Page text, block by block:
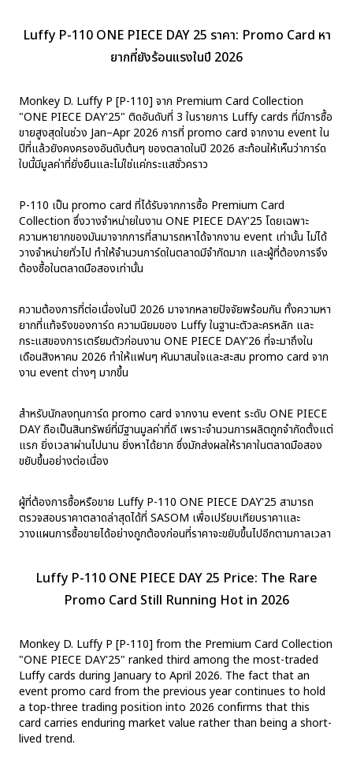
Luffy P-110 ONE PIECE DAY 25 ราคา: Promo Card หา
ยากที่ยังร้อนแรงในปี 2026
Monkey D. Luffy P [P-110] จาก Premium Card Collection
"ONE PIECE DAY'25" ติดอันดับที่ 3 ในรายการ Luffy cards ที่มีการซื้อ
ขายสูงสุดในช่วง Jan–Apr 2026 การที่ promo card จากงาน event ใน
ปีที่แล้วยังคงครองอันดับต้นๆ ของตลาดในปี 2026 สะท้อนให้เห็นว่าการ์ด
ใบนี้มีมูลค่าที่ยั่งยืนและไม่ใช่แค่กระแสชั่วคราว
P-110 เป็น promo card ที่ได้รับจากการซื้อ Premium Card
Collection ซึ่งวางจำหน่ายในงาน ONE PIECE DAY'25 โดยเฉพาะ
ความหายากของมันมาจากการที่สามารถหาได้จากงาน event เท่านั้น ไม่ได้
วางจำหน่ายทั่วไป ทำให้จำนวนการ์ดในตลาดมีจำกัดมาก และผู้ที่ต้องการจึง
ต้องซื้อในตลาดมือสองเท่านั้น
ความต้องการที่ต่อเนื่องในปี 2026 มาจากหลายปัจจัยพร้อมกัน ทั้งความหา
ยากที่แท้จริงของการ์ด ความนิยมของ Luffy ในฐานะตัวละครหลัก และ
กระแสของการเตรียมตัวก่อนงาน ONE PIECE DAY'26 ที่จะมาถึงใน
เดือนสิงหาคม 2026 ทำให้แฟนๆ หันมาสนใจและสะสม promo card จาก
งาน event ต่างๆ มากขึ้น
สำหรับนักลงทุนการ์ด promo card จากงาน event ระดับ ONE PIECE
DAY ถือเป็นสินทรัพย์ที่มีฐานมูลค่าที่ดี เพราะจำนวนการผลิตถูกจำกัดตั้งแต่
แรก ยิ่งเวลาผ่านไปนาน ยิ่งหาได้ยาก ซึ่งมักส่งผลให้ราคาในตลาดมือสอง
ขยับขึ้นอย่างต่อเนื่อง
ผู้ที่ต้องการซื้อหรือขาย Luffy P-110 ONE PIECE DAY'25 สามารถ
ตรวจสอบราคาตลาดล่าสุดได้ที่ SASOM เพื่อเปรียบเทียบราคาและ
วางแผนการซื้อขายได้อย่างถูกต้องก่อนที่ราคาจะขยับขึ้นไปอีกตามกาลเวลา
Luffy P-110 ONE PIECE DAY 25 Price: The Rare
Promo Card Still Running Hot in 2026
Monkey D. Luffy P [P-110] from the Premium Card Collection
"ONE PIECE DAY'25" ranked third among the most-traded
Luffy cards during January to April 2026. The fact that an
event promo card from the previous year continues to hold
a top-three trading position into 2026 confirms that this
card carries enduring market value rather than being a short-
lived trend.